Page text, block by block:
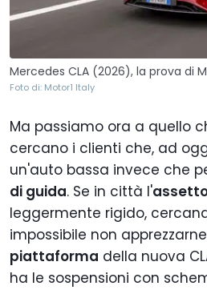
Mercedes CLA (2026), la prova di
Foto di: Motor1 Italy
Ma passiamo ora a quello
cercano i clienti che, ad
un'auto bassa invece che
di guida. Se in città l'
leggermente rigido,
impossibile non
piattaforma della nuova
ha le sospensioni con